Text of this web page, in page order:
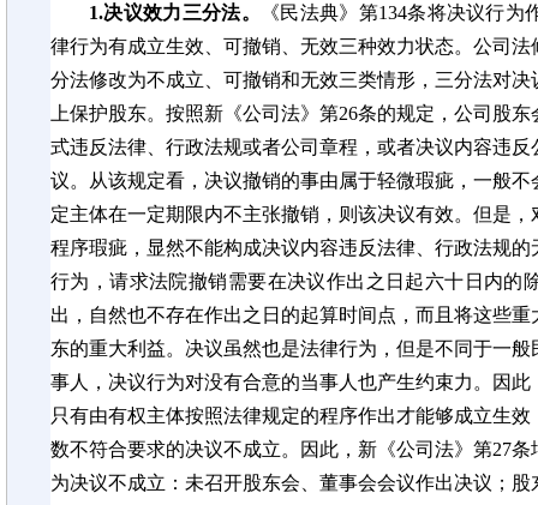
1.决议效力三分法。
《民法典》第134条将决议行
律行为有成立生效、可撤销、无效三种效力状态。公司
分法修改为不成立、可撤销和无效三类情形，三分法对
上保护股东。按照新《公司法》第26条的规定，公司股
式违反法律、行政法规或者公司章程，或者决议内容违
议。从该规定看，决议撤销的事由属于轻微瑕疵，一般
定主体在一定期限内不主张撤销，则该决议有效。但是
程序瑕疵，显然不能构成决议内容违反法律、行政法规
行为，请求法院撤销需要在决议作出之日起六十日内的
出，自然也不存在作出之日的起算时间点，而且将这些
东的重大利益。决议虽然也是法律行为，但是不同于一
事人，决议行为对没有合意的当事人也产生约束力。因
只有由有权主体按照法律规定的程序作出才能够成立生
数不符合要求的决议不成立。因此，新《公司法》第27
为决议不成立：未召开股东会、董事会会议作出决议；